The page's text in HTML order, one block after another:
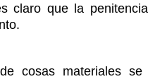
claro que la
cosas materiales se